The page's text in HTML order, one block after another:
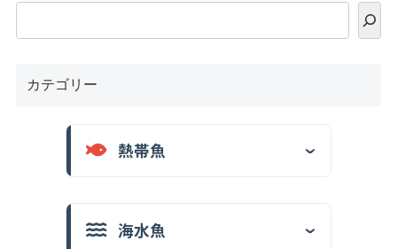
カテゴリー
熱帯魚
海水魚